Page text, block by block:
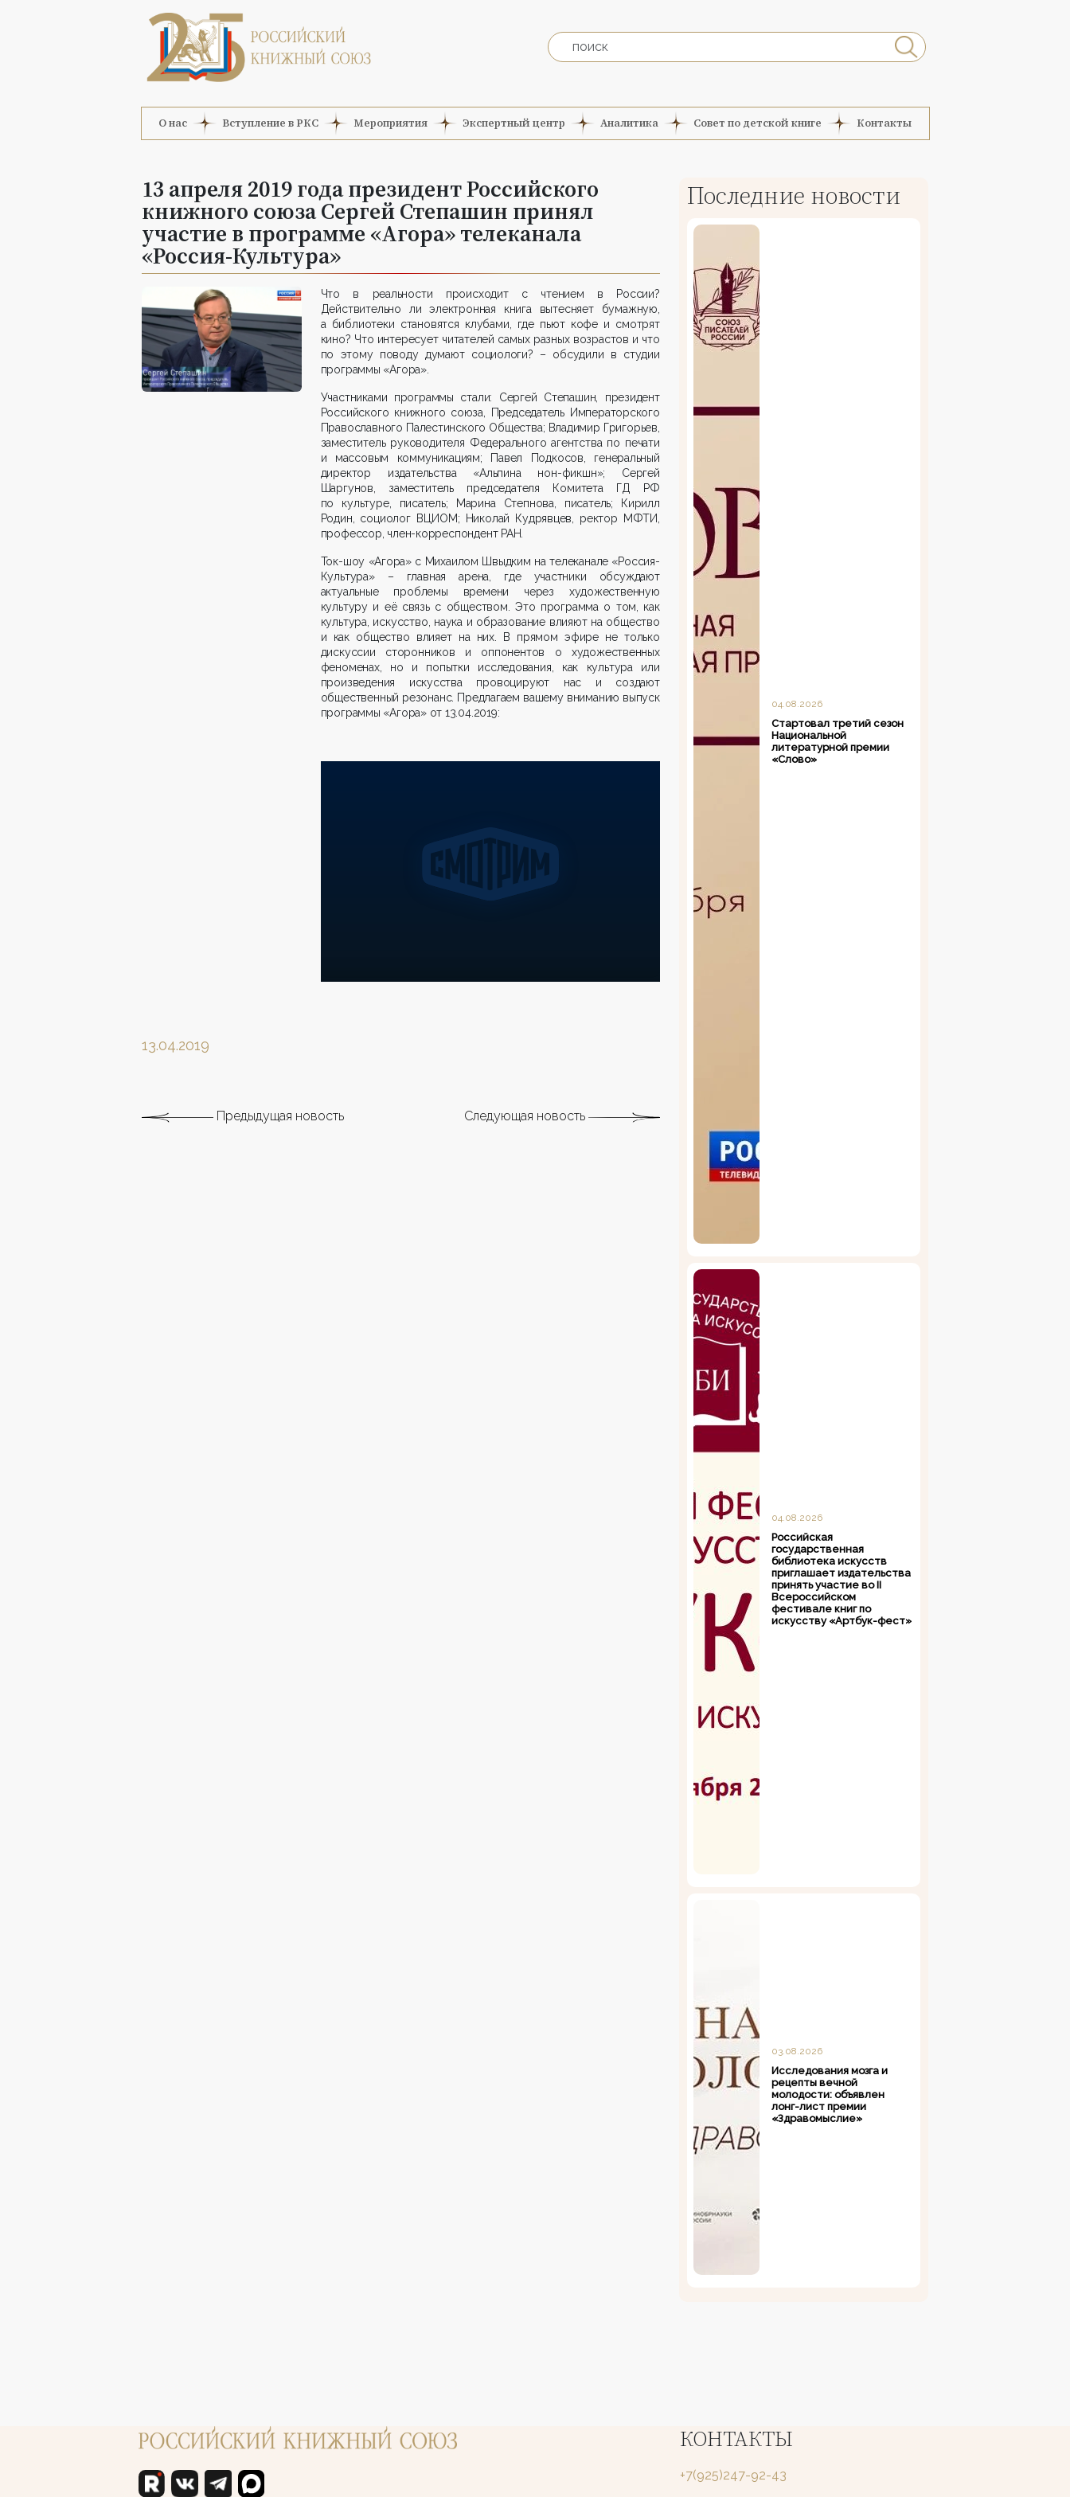
О нас Вступление в РКС Мероприятия Экспертный центр Аналитика Совет по детской книге Контакты
13 апреля 2019 года президент Российского
книжного союза Сергей Степашин принял
участие в программе «Агора» телеканала
«Россия-Культура»
Что в реальности происходит с чтением в России?
Действительно ли электронная книга вытесняет бумажную,
а библиотеки становятся клубами, где пьют кофе и смотрят
кино? Что интересует читателей самых разных возрастов и что
по этому поводу думают социологи? – обсудили в студии
программы «Агора».
Участниками программы стали: Сергей Степашин, президент
Российского книжного союза, Председатель Императорского
Православного Палестинского Общества; Владимир Григорьев,
заместитель руководителя Федерального агентства по печати
и массовым коммуникациям; Павел Подкосов, генеральный
директор издательства «Альпина нон-фикшн»; Сергей
Шаргунов, заместитель председателя Комитета ГД РФ
по культуре, писатель; Марина Степнова, писатель; Кирилл
Родин, социолог ВЦИОМ; Николай Кудрявцев, ректор МФТИ,
профессор, член-корреспондент РАН.
Ток-шоу «Агора» с Михаилом Швыдким на телеканале «Россия-
Культура» – главная арена, где участники обсуждают
актуальные проблемы времени через художественную
культуру и её связь с обществом. Это программа о том, как
культура, искусство, наука и образование влияют на общество
и как общество влияет на них. В прямом эфире не только
дискуссии сторонников и оппонентов о художественных
феноменах, но и попытки исследования, как культура или
произведения искусства провоцируют нас и создают
общественный резонанс. Предлагаем вашему вниманию выпуск
программы «Агора» от 13.04.2019:
13.04.2019
Предыдущая новость Следующая новость
Последние новости
04.08.2026
Стартовал третий сезон
Национальной
литературной премии
«Слово»
04.08.2026
Российская
государственная
библиотека искусств
приглашает издательства
принять участие во II
Всероссийском
фестивале книг по
искусству «Артбук-фест»
03.08.2026
Исследования мозга и
рецепты вечной
молодости: объявлен
лонг-лист премии
«Здравомыслие»
КОНТАКТЫ
+7(925)247-92-43